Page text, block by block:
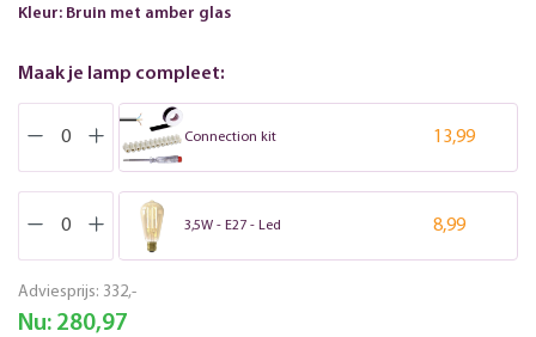
Kleur: Bruin met amber glas
Maak je lamp compleet:
Connection kit 13,99
3,5W - E27 - Led 8,99
Adviesprijs: 332,-
Nu: 280,97